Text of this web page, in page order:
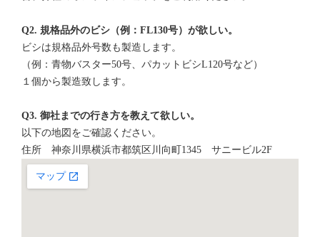
Q2. 規格品外のビシ（例：FL130号）が欲しい。
ビシは規格品外号数も製造します。
（例：青物バスター50号、パカットビシL120号など）
１個から製造致します。
Q3. 御社までの行き方を教えて欲しい。
以下の地図をご確認ください。
住所 神奈川県横浜市都筑区川向町1345 サニービル2F